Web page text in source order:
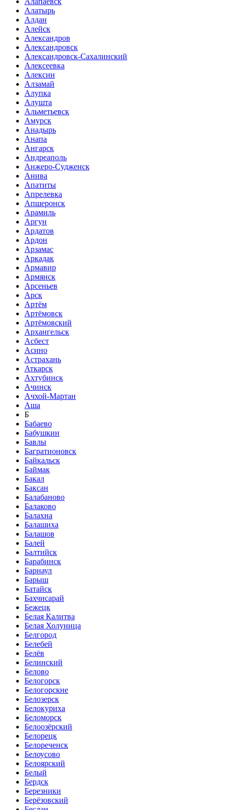
Алатырь
Алдан
Алейск
Александров
Александровск
Александровск-Сахалинский
Алексеевка
Алексин
Алзамай
Алупка
Алушта
Альметьевск
Амурск
Анадырь
Анапа
Ангарск
Андреаполь
Анжеро-Судженск
Анива
Апатиты
Апрелевка
Апшеронск
Арамиль
Аргун
Ардатов
Ардон
Арзамас
Аркадак
Армавир
Армянск
Арсеньев
Арск
Артём
Артёмовск
Артёмовский
Архангельск
Асбест
Асино
Астрахань
Аткарск
Ахтубинск
Ачинск
Ачхой-Мартан
Аша
Б
Бабаево
Бабушкин
Бавлы
Багратионовск
Байкальск
Баймак
Бакал
Баксан
Балабаново
Балаково
Балахна
Балашиха
Балашов
Балей
Балтийск
Барабинск
Барнаул
Барыш
Батайск
Бахчисарай
Бежецк
Белая Калитва
Белая Холуница
Белгород
Белебей
Белёв
Белинский
Белово
Белогорск
Белогорскне
Белозерск
Белокуриха
Беломорск
Белоозёрский
Белорецк
Белореченск
Белоусово
Белоярский
Белый
Бердск
Березники
Берёзовский